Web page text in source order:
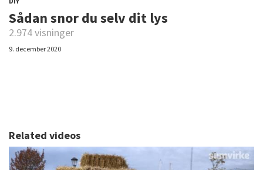
Sådan snor du selv dit lys
2.974 visninger
9. december 2020
Related videos